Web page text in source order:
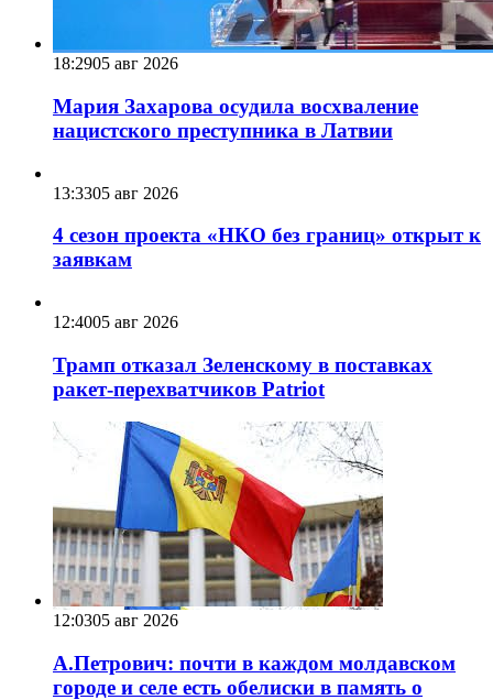
18:2905 авг 2026
Мария Захарова осудила восхваление
нацистского преступника в Латвии
13:3305 авг 2026
4 сезон проекта «НКО без границ» открыт к
заявкам
12:4005 авг 2026
Трамп отказал Зеленскому в поставках
ракет-перехватчиков Patriot
12:0305 авг 2026
А.Петрович: почти в каждом молдавском
городе и селе есть обелиски в память о